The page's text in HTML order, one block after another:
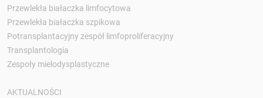
Przewlekła białaczka limfocytowa
Przewlekła białaczka szpikowa
Potransplantacyjny zespół limfoproliferacyjny
Transplantologia
Zespoły mielodysplastyczne
AKTUALNOŚCI